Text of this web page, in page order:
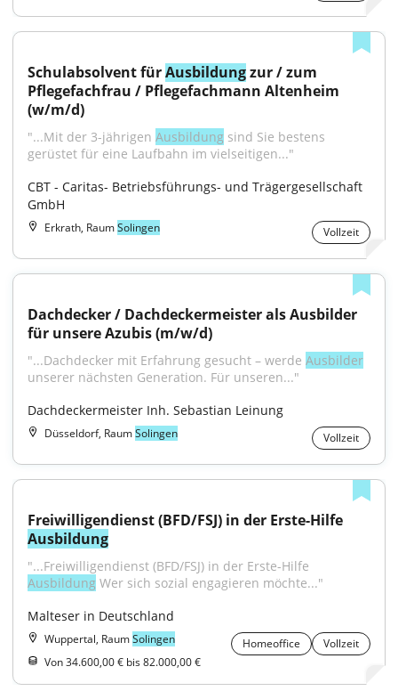
Schulabsolvent für Ausbildung zur / zum
Pflegefachfrau / Pflegefachmann Altenheim
(w/m/d)
"...Mit der 3-jährigen Ausbildung sind Sie bestens
gerüstet für eine Laufbahn im vielseitigen..."
CBT - Caritas- Betriebsführungs- und Trägergesellschaft
GmbH
Erkrath, RaumSolingen Vollzeit
Dachdecker / Dachdeckermeister als Ausbilder
für unsere Azubis (m/w/d)
"...Dachdecker mit Erfahrung gesucht – werde Ausbilder
unserer nächsten Generation. Für unseren..."
Dachdeckermeister Inh. Sebastian Leinung
Düsseldorf, RaumSolingen Vollzeit
Ausbildung
Ausbildung Wer sich sozial engagieren möchte..."
Malteser in Deutschland
Wuppertal, RaumSolingen Homeoffice
Vollzeit
Von 34.600,00 € bis 82.000,00 €